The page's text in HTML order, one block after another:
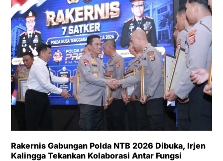
Rakernis Gabungan Polda NTB 2026 Dibuka, Irjen
Kalingga Tekankan Kolaborasi Antar Fungsi